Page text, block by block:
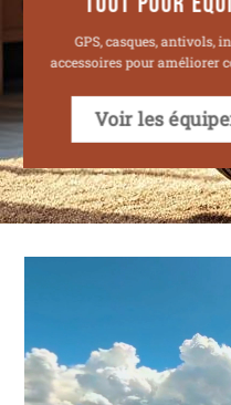
GPS, casques, antivols,
accessoires pour améliorer
Voir les